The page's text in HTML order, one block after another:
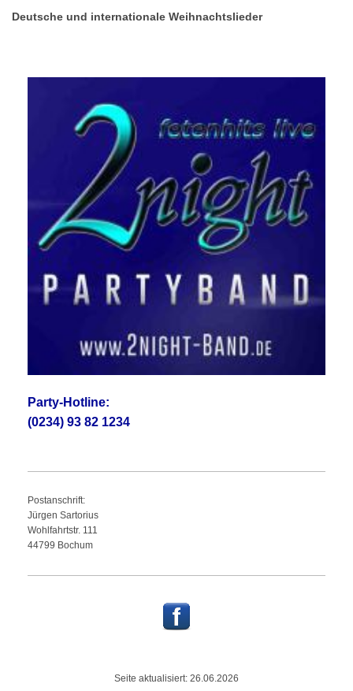
Deutsche und internationale Weihnachtslieder
Party-Hotline:
(0234) 93 82 1234
Postanschrift:
Jürgen Sartorius
Wohlfahrtstr. 111
44799 Bochum
Seite aktualisiert: 26.06.2026